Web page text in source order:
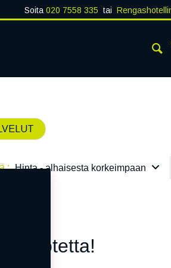
Soita 020 7558 335 tai
: Hinta - alhaisesta korkeimpaan
tuotetta!